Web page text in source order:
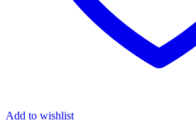
Add to wishlist